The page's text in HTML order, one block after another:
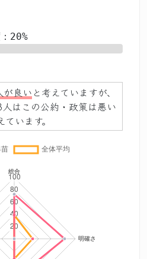
20%
が良い と考えていますが、
人はこの公約・政策は悪い
ています。